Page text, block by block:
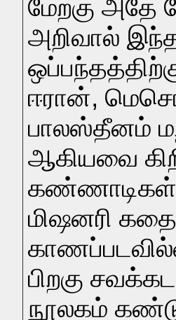
மேற்கு அதே
அறிவால்
ஈரான்,
பாலஸ்தீனம்
ஆகியவை
கண்ணாடிகள்
மிஷனரி
பிறகு
நூலகம்